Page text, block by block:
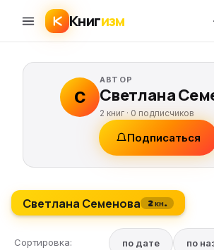
Книгизм
С
АВТОР
Светлана
2 книг · 0 подписчиков
Подписаться
Светлана Семенова 2 кн.
Сортировка: по дате по